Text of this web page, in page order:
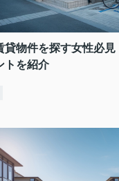
貸物件を探す女性必
トを紹介